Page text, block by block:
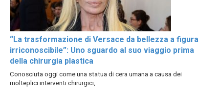
“La trasformazione di Versace da bellezza a figura
irriconoscibile”: Uno sguardo al suo viaggio prima
della chirurgia plastica
Conosciuta oggi come una statua di cera umana a causa dei
molteplici interventi chirurgici,